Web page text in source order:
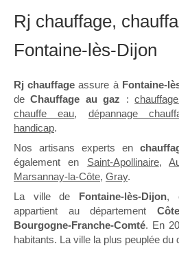
Rj chauffage,
Fontaine-lès-Dijon
Rj chauffage assure à Fontaine-
deChauffage au gaz :
chauffe eau, dépannage
handicap.
Nos artisans experts en
également en Saint-Apollinaire,
Marsannay-la-Côte, Gray.
La ville de Fontaine-lès-Dijon,
appartient au département
Bourgogne-Franche-Comté. En
habitants. La ville la plus peuplée du